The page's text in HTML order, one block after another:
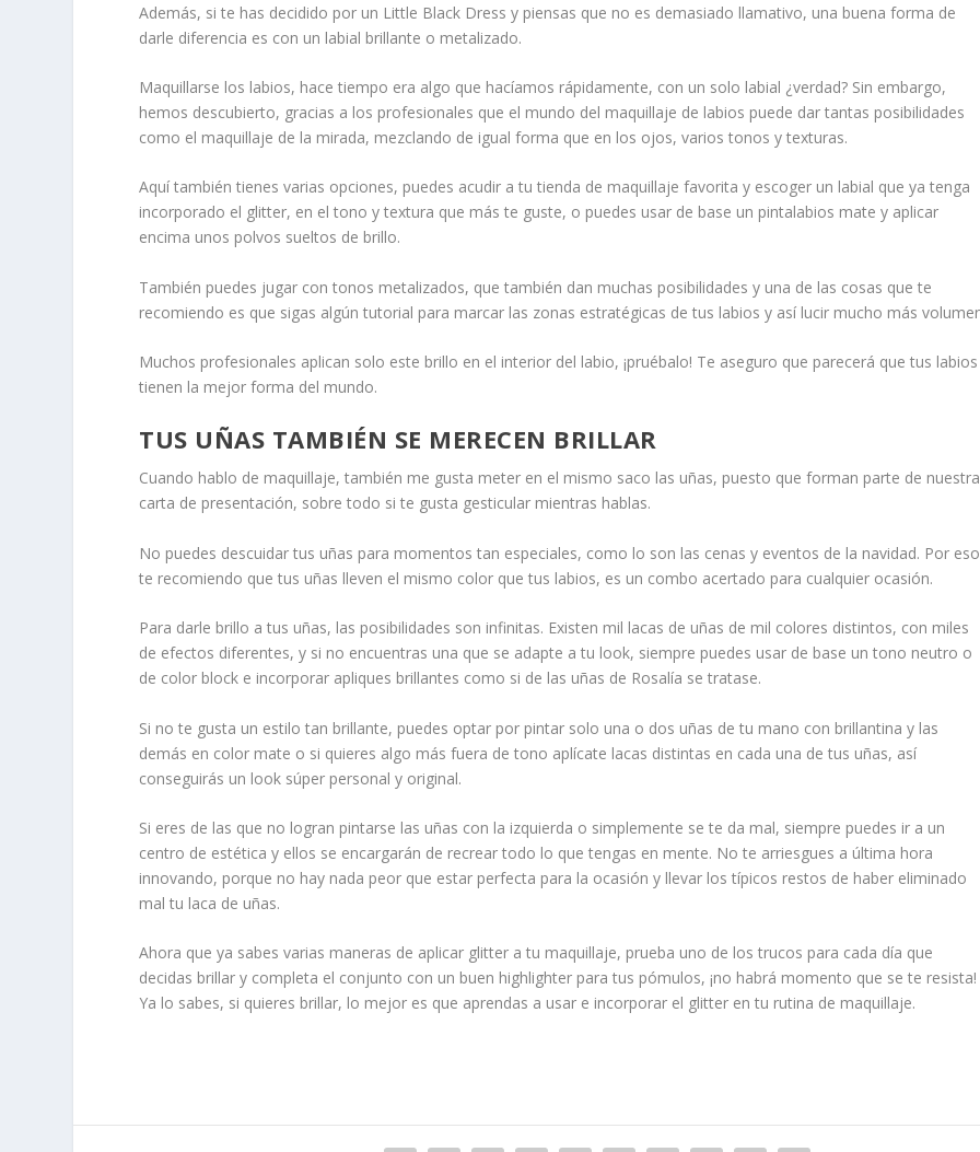
Además, si te has decidido por un Little Black Dress y piensas que no es demasiado llamativo, una buena forma de
darle diferencia es con un labial brillante o metalizado.
Maquillarse los labios, hace tiempo era algo que hacíamos rápidamente, con un solo labial ¿verdad? Sin embargo,
hemos descubierto, gracias a los profesionales que el mundo del maquillaje de labios puede dar tantas posibilidades
como el maquillaje de la mirada, mezclando de igual forma que en los ojos, varios tonos y texturas.
Aquí también tienes varias opciones, puedes acudir a tu tienda de maquillaje favorita y escoger un labial que ya tenga
incorporado el glitter, en el tono y textura que más te guste, o puedes usar de base un pintalabios mate y aplicar
encima unos polvos sueltos de brillo.
También puedes jugar con tonos metalizados, que también dan muchas posibilidades y una de las cosas que te
recomiendo es que sigas algún tutorial para marcar las zonas estratégicas de tus labios y así lucir mucho más
Muchos profesionales aplican solo este brillo en el interior del labio, ¡pruébalo! Te aseguro que parecerá que tus labios
tienen la mejor forma del mundo.
TUS UÑAS TAMBIÉN SE MERECEN BRILLAR
Cuando hablo de maquillaje, también me gusta meter en el mismo saco las uñas, puesto que forman parte de nuestra
carta de presentación, sobre todo si te gusta gesticular mientras hablas.
No puedes descuidar tus uñas para momentos tan especiales, como lo son las cenas y eventos de la navidad. Por
te recomiendo que tus uñas lleven el mismo color que tus labios, es un combo acertado para cualquier ocasión.
Para darle brillo a tus uñas, las posibilidades son infinitas. Existen mil lacas de uñas de mil colores distintos, con miles
de efectos diferentes, y si no encuentras una que se adapte a tu look, siempre puedes usar de base un tono neutro o
de color block e incorporar apliques brillantes como si de las uñas de Rosalía se tratase.
Si no te gusta un estilo tan brillante, puedes optar por pintar solo una o dos uñas de tu mano con brillantina y las
demás en color mate o si quieres algo más fuera de tono aplícate lacas distintas en cada una de tus uñas, así
conseguirás un look súper personal y original.
Si eres de las que no logran pintarse las uñas con la izquierda o simplemente se te da mal, siempre puedes ir a un
centro de estética y ellos se encargarán de recrear todo lo que tengas en mente. No te arriesgues a última hora
innovando, porque no hay nada peor que estar perfecta para la ocasión y llevar los típicos restos de haber eliminado
mal tu laca de uñas.
Ahora que ya sabes varias maneras de aplicar glitter a tu maquillaje, prueba uno de los trucos para cada día que
decidas brillar y completa el conjunto con un buen highlighter para tus pómulos, ¡no habrá momento que se te resista!
Ya lo sabes, si quieres brillar, lo mejor es que aprendas a usar e incorporar el glitter en tu rutina de maquillaje.